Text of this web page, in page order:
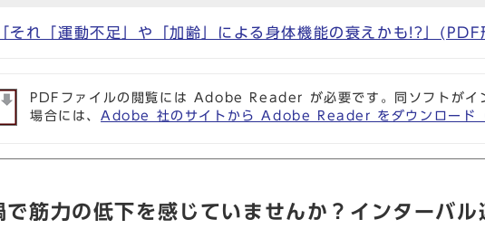
それ「運動不足」や「加齢」による身体機能の衰えかも!?」
PDFファイルの閲覧には Adobe Reader が必要です。同ソフトがイ
場合には、 Adobe 社のサイトから Adobe Reader をダウンロード（
筋力の低下を感じていませんか？インターバル